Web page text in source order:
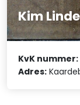
Kim
KvK nummer:
Adres: